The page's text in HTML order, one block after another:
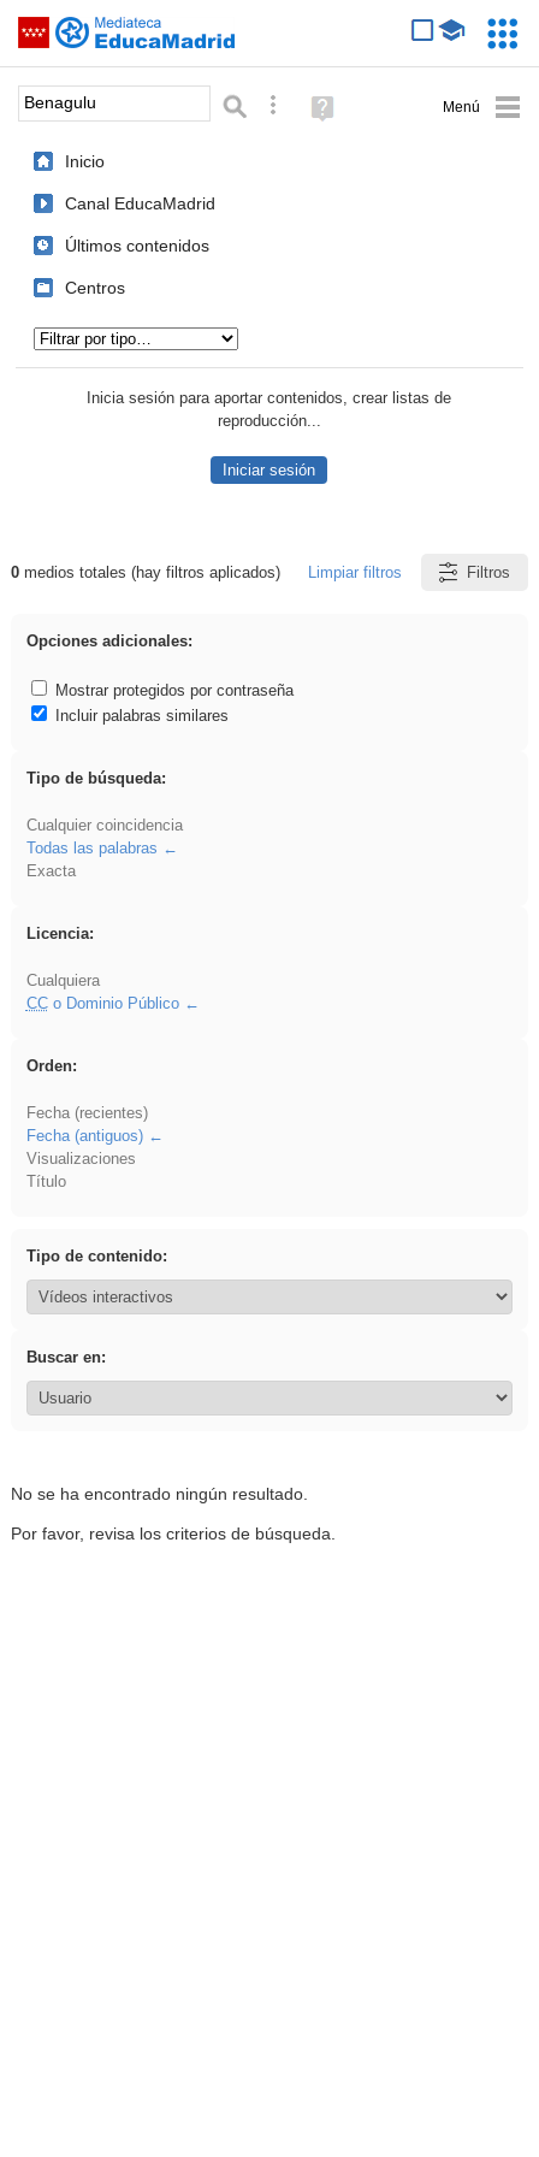
Saltar navegación
Palabra o frase: Búsqueda avanzada
Ayuda
(en
Inicio
Canal EducaMadrid
Últimos contenidos
Centros
Inicia sesión para aportar contenidos, crear listas de
reproducción...
Iniciar sesión
Resultados de: Benagulu
0medios totales (hay filtros aplicados) Limpiar filtros Filtros
Opciones adicionales:
Mostrar protegidos por contraseña
Incluir palabras similares
Tipo de búsqueda:
Cualquier coincidencia
Todas las palabras
Exacta
Licencia:
Cualquiera
CCo Dominio Público
Orden:
Fecha (recientes)
Fecha (antiguos)
Visualizaciones
Título
Tipo de contenido:
Buscar en:
No se ha encontrado ningún resultado.
Por favor, revisa los criterios de búsqueda.